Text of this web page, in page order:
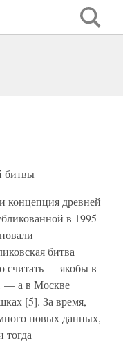
битвы
концепция древней
в 1995
битва
считать — якобы в
— а в Москве
[5]. За время,
новых данных,